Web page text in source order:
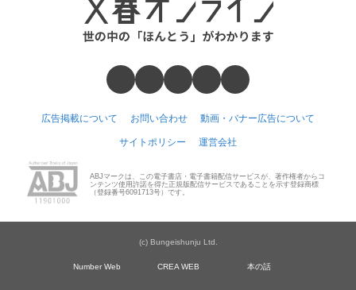
広告掲載について お問い合わせ 動画・バナー広告について
サイトポリシー 運営会社
ABJマークは、この電子書店・電子書籍配信サービスが、著作権者からコ
ンテンツ使用許諾を得た正規版配信サービスであることを示す登録商標
（登録番号6091713号）です。
(c) Bungeishunju Ltd.
Number Web CREA WEB 本の話